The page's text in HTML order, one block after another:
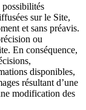
possibilités
sur le Site,
et sans préavis.
ou
En conséquence,
disponibles,
résultant d’une
modification des